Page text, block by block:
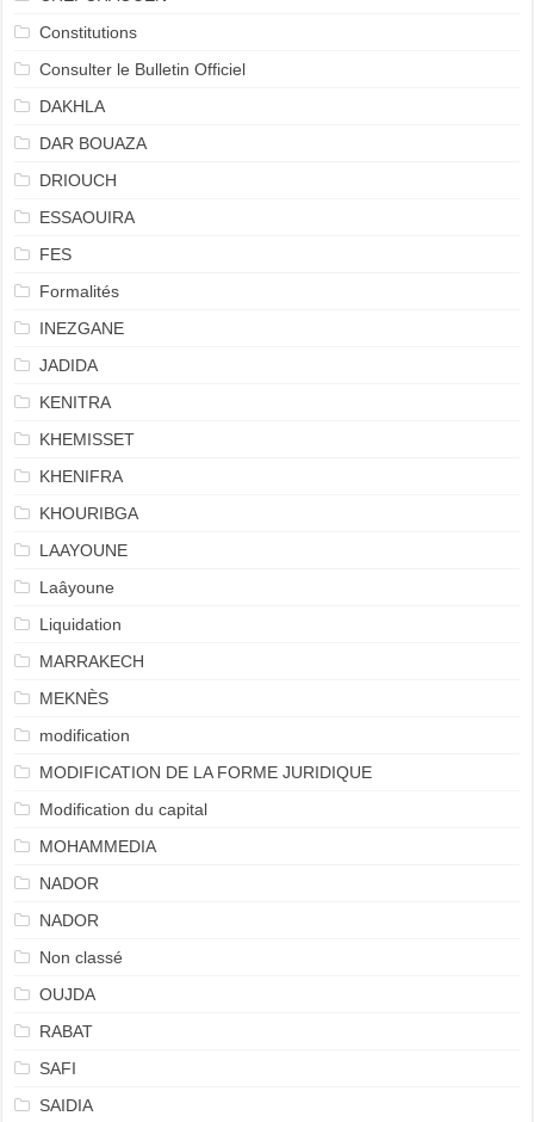
Constitutions
Consulter le Bulletin Officiel
DAKHLA
DAR BOUAZA
DRIOUCH
ESSAOUIRA
FES
Formalités
INEZGANE
JADIDA
KENITRA
KHEMISSET
KHENIFRA
KHOURIBGA
LAAYOUNE
Laâyoune
Liquidation
MARRAKECH
MEKNÈS
modification
MODIFICATION DE LA FORME JURIDIQUE
Modification du capital
MOHAMMEDIA
NADOR
NADOR
Non classé
OUJDA
RABAT
SAFI
SAIDIA